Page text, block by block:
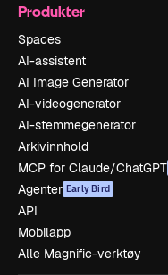
Produkter
Spaces
AI-assistent
AI Image Generator
AI-videogenerator
AI-stemmegenerator
Arkivinnhold
MCP for Claude/ChatGPT
Agenter Early Bird
API
Mobilapp
Alle Magnific-verktøy